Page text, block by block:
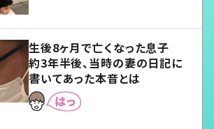
生後8ヶ月で亡くなった息子
約3年半後、当時の妻の日記に
書いてあった本音とは